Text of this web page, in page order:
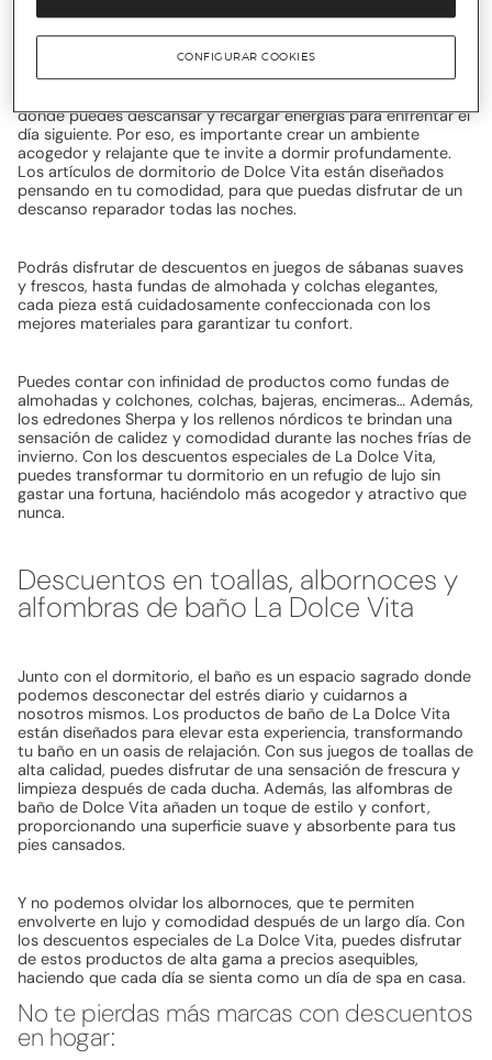
Vita
donde puedes descansar y recargar energías para enfrentar el
día siguiente. Por eso, es importante crear un ambiente
acogedor y relajante que te invite a dormir profundamente.
Los artículos de dormitorio de Dolce Vita están diseñados
pensando en tu comodidad, para que puedas disfrutar de un
descanso reparador todas las noches.
Podrás disfrutar de descuentos en juegos de sábanas suaves
y frescos, hasta fundas de almohada y colchas elegantes,
cada pieza está cuidadosamente confeccionada con los
mejores materiales para garantizar tu confort.
Puedes contar con infinidad de productos como fundas de
almohadas y colchones, colchas, bajeras, encimeras… Además,
los edredones Sherpa y los rellenos nórdicos te brindan una
sensación de calidez y comodidad durante las noches frías de
invierno. Con los descuentos especiales de La Dolce Vita,
puedes transformar tu dormitorio en un refugio de lujo sin
gastar una fortuna, haciéndolo más acogedor y atractivo que
nunca.
Descuentos en toallas, albornoces y
alfombras de baño La Dolce Vita
Junto con el dormitorio, el baño es un espacio sagrado donde
podemos desconectar del estrés diario y cuidarnos a
nosotros mismos. Los productos de baño de La Dolce Vita
están diseñados para elevar esta experiencia, transformando
tu baño en un oasis de relajación. Con sus juegos de toallas de
alta calidad, puedes disfrutar de una sensación de frescura y
limpieza después de cada ducha. Además, las alfombras de
baño de Dolce Vita añaden un toque de estilo y confort,
proporcionando una superficie suave y absorbente para tus
pies cansados.
Y no podemos olvidar los albornoces, que te permiten
envolverte en lujo y comodidad después de un largo día. Con
los descuentos especiales de La Dolce Vita, puedes disfrutar
de estos productos de alta gama a precios asequibles,
haciendo que cada día se sienta como un día de spa en casa.
No te pierdas más marcas con descuentos
en hogar:
CONFIGURAR COOKIES